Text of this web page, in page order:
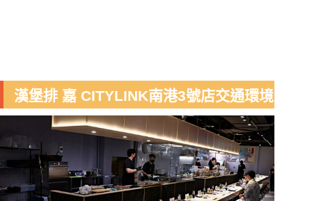
漢堡排 嘉 CITYLINK南港3號店交通環境